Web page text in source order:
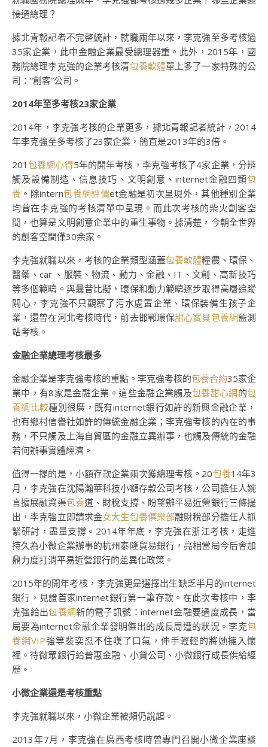
接過總理？
據北青報記者不完整統計，就職兩年以來，李克強至多考核過
35家企業，此中金融企業最受總理器重。此外，2015年，國
務院總理李克強的企業考核清包養軟體單上多了一家特殊的公
司：“創客”公司。
2014年至多考核23家企業
2014年，李克強考核的企業更多，據北青報記者統計，2014
年李克強至多考核了23家企業，簡直是2013年的3倍。
201 包養網心得5年的開年考核，李克強考核了4家企業，分辨
觸及設備制造、信息技巧、文明創意、internet金融四類包
養 。除intern包養網評價et金融是初次呈現外，其他種別企業
均曾在李克強的考核清單中呈現。而此次考核的柴火創客空
間，也算是文明創意企業中的重生事物。據清楚，今朝全世界
的創客空間僅30余家。
李克強就職以來，考核的企業類型涵蓋包養軟體糧農、環保、
醫藥、car 、服裝、物流、動力、金融、IT、文創、高新技巧
等多個範疇。與曩昔比擬，環保和動力範疇逐步取得高層追蹤
關心，李克強不只觀察了污水處置企業、環保裝備生孩子企
業，還曾在河北考核時代，前去邯鄲環保甜心寶貝包養網監測
站考核。
金融企業總理考核最多
金融企業是李克強考核的重點。李克強考核的包養合約35家企
業中，有8家是金融企業。這些金融企業觸及包養甜心網的包
養網比較種別很廣，既有internet銀行如許的新興金融企業，
也有鄉村信譽社如許的傳統金融企業；李克強考核的內在的事
務，不只觸及上海自貿區的金融立異辦事，也觸及傳統的金融
若何辦事實體經濟。
值得一提的是，小額存款企業兩次獲總理考核。20包養14年3
月，李克強在沈陽瀚華科技小額存款公司考核，公司擔任人婉
言擴展融資渠包養道、財稅支撐、盼望辦平易近營銀行三條提
出，李克強立即請求金女大生包養俱樂部融財稅部分擔任人抓
緊研討，盡量支撐。2014年年底，李克強在浙江考核，走進
持久為小微企業辦事的杭州泰隆貿易銀行，亮相當局今后會加
鼎力度打消平易近營銀行的差異化政策。
2015年的開年考核，李克強更是選擇出生缺乏半月的internet
銀行，見證首家internet銀行第一筆存款。在此次考核中，李
克強給出包養網新的電子訊號：internet金融要過度成長，當
局要為internet金融企業發明傑出的成長周遭的狀況。李克包
養網VIP強等裴奕忍不住嘆了口氣，伸手輕輕的將她擁入懷
裡。待微眾銀行給普惠金融、小貸公司、小微銀行成長供給經
歷。
小微企業還是考核重點
李克強就職以來，小微企業被頻仍說起。
2013年7月，李克強在廣西考核時曾專門召開小微企業座談